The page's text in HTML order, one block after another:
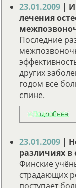
23.01.2009 |
лечения
Последние
других
годом все
спине.
23.01.2009 |
различиях
Финские
страдающих
поступает